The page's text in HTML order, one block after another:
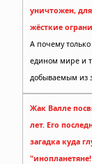
уничтожен,
жёсткие
А почему
едином мире и
добываемым из
Жак Валле
лет. Его
загадка куда
"инопланетяне!